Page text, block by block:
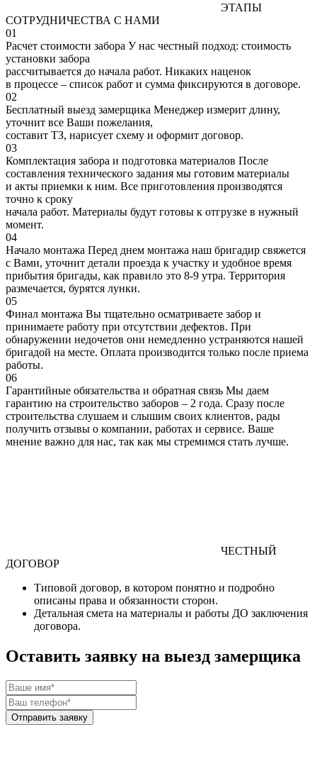
ЭТАПЫ
СОТРУДНИЧЕСТВА С НАМИ
01
Расчет стоимости забора У нас честный подход: стоимость
установки забора
рассчитывается до начала работ. Никаких наценок
в процессе – список работ и сумма фиксируются в договоре.
02
Бесплатный выезд замерщика Менеджер измерит длину,
уточнит все Ваши пожелания,
составит ТЗ, нарисует схему и оформит договор.
03
Комплектация забора и подготовка материалов После
составления технического задания мы готовим материалы
и акты приемки к ним. Все приготовления производятся
точно к сроку
начала работ. Материалы будут готовы к отгрузке в нужный
момент.
04
Начало монтажа Перед днем монтажа наш бригадир свяжется
с Вами, уточнит детали проезда к участку и удобное время
прибытия бригады, как правило это 8-9 утра. Территория
размечается, бурятся лунки.
05
Финал монтажа Вы тщательно осматриваете забор и
принимаете работу при отсутствии дефектов. При
обнаружении недочетов они немедленно устраняются нашей
бригадой на месте. Оплата производится только после приема
работы.
06
Гарантийные обязательства и обратная связь Мы даем
гарантию на строительство заборов – 2 года. Сразу после
строительства слушаем и слышим своих клиентов, рады
получить отзывы о компании, работах и сервисе. Ваше
мнение важно для нас, так как мы стремимся стать лучше.
ЧЕСТНЫЙ
ДОГОВОР
Типовой договор, в котором понятно и подробно
описаны права и обязанности сторон.
Детальная смета на материалы и работы ДО заключения
договора.
Оставить заявку на выезд замерщика